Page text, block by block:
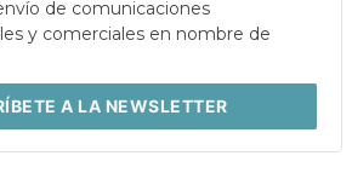
de comunicaciones
y comerciales en nombre de
A LA NEWSLETTER